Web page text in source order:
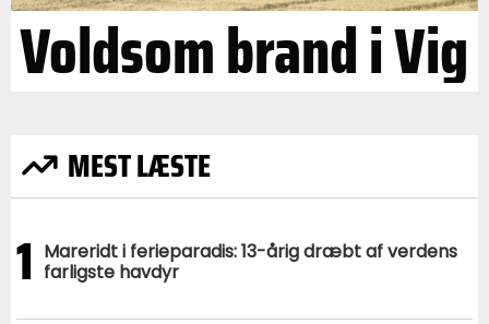
Voldsom brand i Vig
MEST LÆSTE
1 Mareridt i ferieparadis: 13-årig dræbt af verdens
farligste havdyr